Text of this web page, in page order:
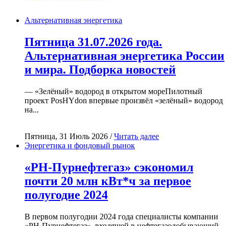
Альтернативная энергетика
Пятница 31.07.2026 года.
Альтернативная энергетика России
и мира. Подборка новостей
— «Зелёный» водород в открытом мореПилотный
проект PosHYdon впервые произвёл «зелёный» водород
на...
Пятница, 31 Июль 2026 /Читать далее
Энергетика и фондовый рынок
«РН-Пурнефтегаз» сэкономил
почти 20 млн кВт*ч за первое
полугодие 2024
В первом полугодии 2024 года специалисты компании